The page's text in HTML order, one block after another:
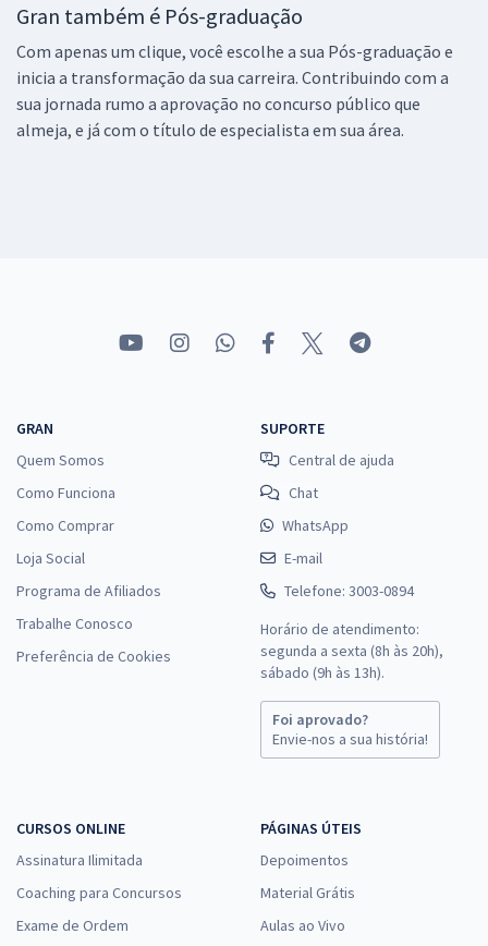
Gran também é Pós-graduação
Com apenas um clique, você escolhe a sua Pós-graduação e
inicia a transformação da sua carreira. Contribuindo com a
sua jornada rumo a aprovação no concurso público que
almeja, e já com o título de especialista em sua área.
GRAN
Quem Somos
Como Funciona
Como Comprar
Loja Social
Programa de Afiliados
Trabalhe Conosco
Preferência de Cookies
SUPORTE
Central de ajuda
Chat
WhatsApp
E-mail
Telefone: 3003-0894
Horário de atendimento:
segunda a sexta (8h às 20h),
sábado (9h às 13h).
Foi aprovado?
Envie-nos a sua história!
CURSOS ONLINE
Assinatura Ilimitada
Coaching para Concursos
Exame de Ordem
PÁGINAS ÚTEIS
Depoimentos
Material Grátis
Aulas ao Vivo